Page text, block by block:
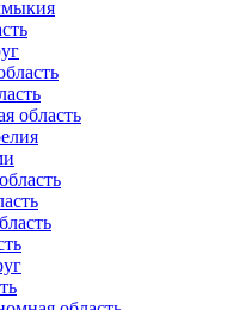
область